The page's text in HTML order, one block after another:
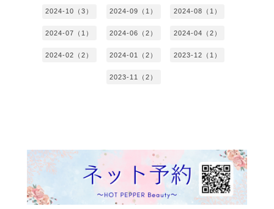
2024-10（3） 2024-09（1） 2024-08（1）
2024-07（1） 2024-06（2） 2024-04（2）
2024-02（2） 2024-01（2） 2023-12（1）
2023-11（2）